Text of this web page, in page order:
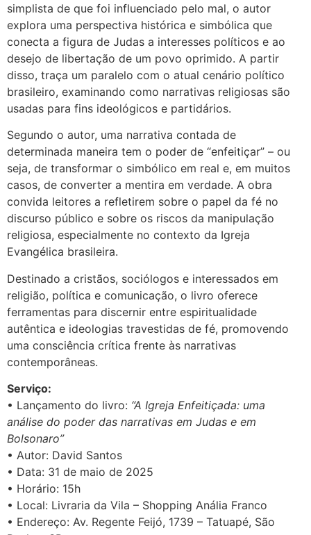
simplista de que foi influenciado pelo mal, o autor
explora uma perspectiva histórica e simbólica que
conecta a figura de Judas a interesses políticos e ao
desejo de libertação de um povo oprimido. A partir
disso, traça um paralelo com o atual cenário político
brasileiro, examinando como narrativas religiosas são
usadas para fins ideológicos e partidários.
Segundo o autor, uma narrativa contada de
determinada maneira tem o poder de “enfeitiçar” – ou
seja, de transformar o simbólico em real e, em muitos
casos, de converter a mentira em verdade. A obra
convida leitores a refletirem sobre o papel da fé no
discurso público e sobre os riscos da manipulação
religiosa, especialmente no contexto da Igreja
Evangélica brasileira.
Destinado a cristãos, sociólogos e interessados em
religião, política e comunicação, o livro oferece
ferramentas para discernir entre espiritualidade
autêntica e ideologias travestidas de fé, promovendo
uma consciência crítica frente às narrativas
contemporâneas.
Serviço:
• Lançamento do livro: “A Igreja Enfeitiçada: uma
análise do poder das narrativas em Judas e em
Bolsonaro”
• Autor: David Santos
• Data: 31 de maio de 2025
• Horário: 15h
• Local: Livraria da Vila – Shopping Anália Franco
• Endereço: Av. Regente Feijó, 1739 – Tatuapé, São